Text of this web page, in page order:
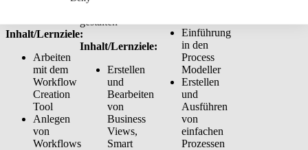
Inhalt/Lernziele:
Arbeiten
mit dem
Workflow
Creation
Tool
Anlegen
von
Workflows
gestalten
Inhalt/Lernziele:
Erstellen
und
Bearbeiten
von
Business
Views,
Smart
Einführung
in den
Process
Modeller
Erstellen
und
Ausführen
von
einfachen
Prozessen